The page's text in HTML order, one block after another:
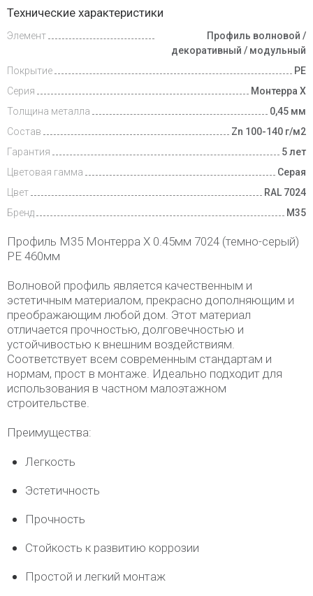
и оплата
Технические характеристики
Элемент
Профиль волновой /
декоративный / модульный
Покрытие
PE
Серия
Монтерра Х
Толщина металла
0,45 мм
Состав
Zn 100-140 г/м2
Гарантия
5 лет
Цветовая гамма
Серая
Цвет
RAL 7024
Бренд
М35
Профиль М35 Монтерра X 0.45мм 7024 (темно-серый)
РЕ 460мм
Волновой профиль является качественным и
эстетичным материалом, прекрасно дополняющим и
преображающим любой дом. Этот материал
отличается прочностью, долговечностью и
устойчивостью к внешним воздействиям.
Соответствует всем современным стандартам и
нормам, прост в монтаже. Идеально подходит для
использования в частном малоэтажном
строительстве.
Преимущества:
Легкость
Эстетичность
Прочность
Стойкость к развитию коррозии
Простой и легкий монтаж